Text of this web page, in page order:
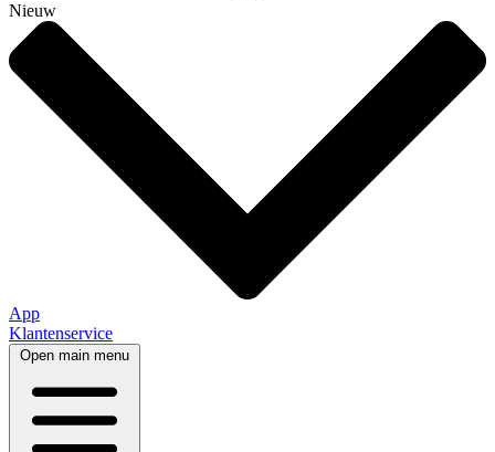
Nieuw
App
Klantenservice
Open main menu